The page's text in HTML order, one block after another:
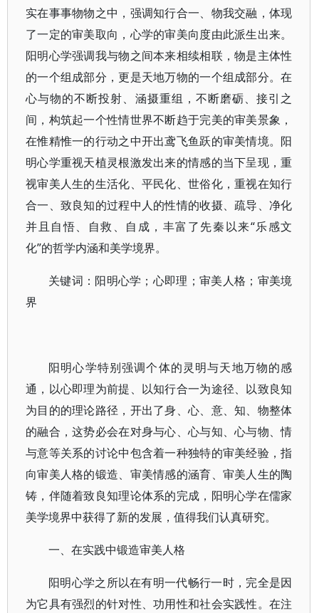
实在事事物物之中，强调知行合一、物我交融，体现
了一定的审美取向，心学的审美向度由此派生出来。
阳明心学强调我与物之间本来相续相联，物是主体性
的一个组成部分，更是天地万物的一个组成部分。在
心与物的不断投射、涵摄重组，不断磨砺、接引之
间，构筑起一个性情世界不断趋于完美的审美景象，
在惟精惟一的行动之中开出鸢飞鱼跃的审美情境。阳
明心学重视天植灵根激发出来的情感的当下呈现，重
视审美人生的生活化、平民化、世俗化，重视在知行
合一、致良知的过程中人的性情的收摄、疏导、净化
并且自悟、自救、自成，丰富了先秦以来“乐感文
化”的哲学内涵和美学境界。
关键词：阳明心学；心即理；审美人格；审美境
界
阳明心学特别强调个体的灵明与天地万物的感
通，以心即理为前提、以知行合一为途径、以致良知
为目的的理论路径，开出了身、心、意、知、物整体
的融合，这势必会在对身与心、心与知、心与物、情
与意等关系的讨论中包含着一种独特的审美经验，指
向审美人格的锻造、审美情感的涵育、审美人生的陶
铸，伴随着致良知理论体系的完成，阳明心学在儒家
美学境界中获得了新的发展，值得我们认真研究。
一、在实践中锻造审美人格
阳明心学之所以在有明一代畅行一时，完全是因
为它具有强烈的针对性、功用性和社会实践性。在注